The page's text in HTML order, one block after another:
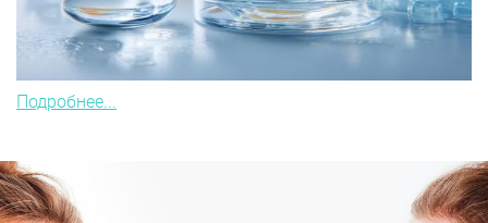
Подробнее...